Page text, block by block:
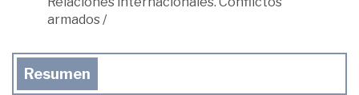
armados/
Resumen